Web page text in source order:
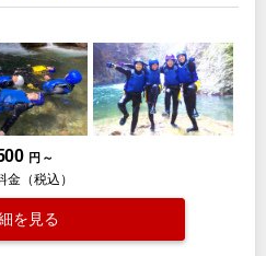
円 ～
金（税込）
を見る